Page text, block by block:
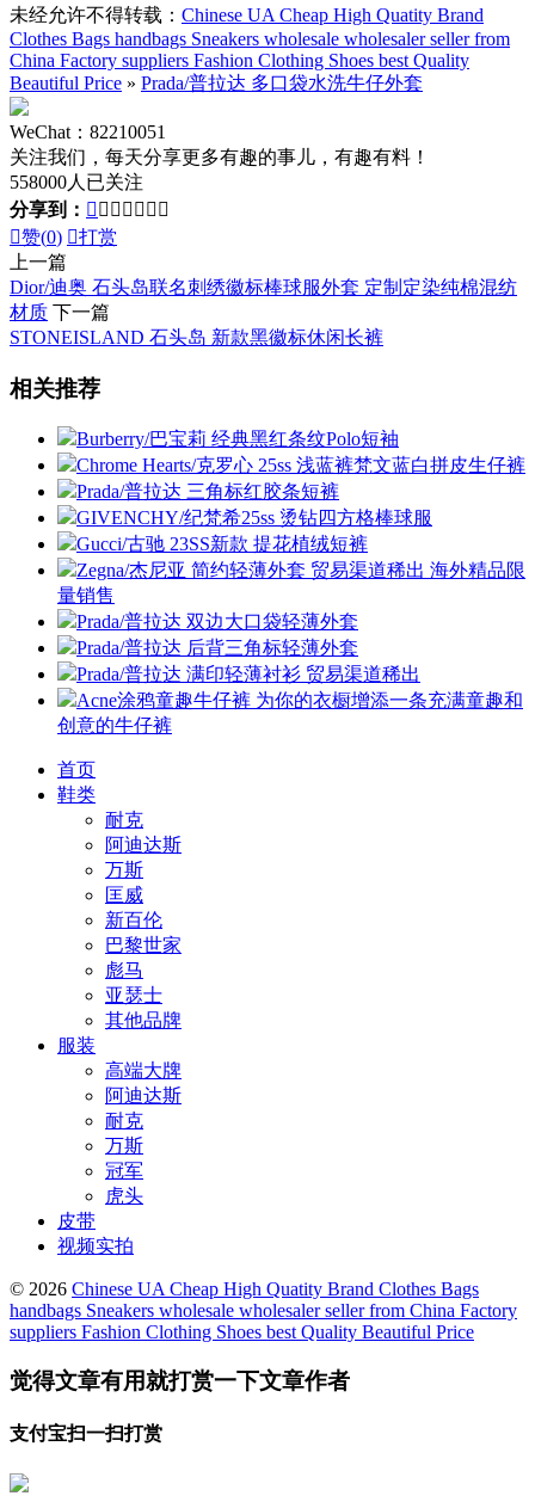
未经允许不得转载： Chinese UA Cheap High Quatity Brand
Clothes Bags handbags Sneakers wholesale wholesaler seller from
China Factory suppliers Fashion Clothing Shoes best Quality
Beautiful Price » Prada/普拉达 多口袋水洗牛仔外套
WeChat：82210051
关注我们，每天分享更多有趣的事儿，有趣有料！
558000人已关注
分享到：       
赞(0) 打赏
上一篇
Dior/迪奥 石头岛联名刺绣徽标棒球服外套 定制定染纯棉混纺
材质 下一篇
STONEISLAND 石头岛 新款黑徽标休闲长裤
相关推荐
Burberry/巴宝莉 经典黑红条纹Polo短袖
Chrome Hearts/克罗心 25ss 浅蓝裤梵文蓝白拼皮生仔裤
Prada/普拉达 三角标红胶条短裤
GIVENCHY/纪梵希25ss 烫钻四方格棒球服
Gucci/古驰 23SS新款 提花植绒短裤
Zegna/杰尼亚 简约轻薄外套 贸易渠道稀出 海外精品限
量销售
Prada/普拉达 双边大口袋轻薄外套
Prada/普拉达 后背三角标轻薄外套
Prada/普拉达 满印轻薄衬衫 贸易渠道稀出
Acne涂鸦童趣牛仔裤 为你的衣橱增添一条充满童趣和
创意的牛仔裤
首页
鞋类
耐克
阿迪达斯
万斯
匡威
新百伦
巴黎世家
彪马
亚瑟士
其他品牌
服装
高端大牌
阿迪达斯
耐克
万斯
冠军
虎头
皮带
视频实拍
© 2026 Chinese UA Cheap High Quatity Brand Clothes Bags
handbags Sneakers wholesale wholesaler seller from China Factory
suppliers Fashion Clothing Shoes best Quality Beautiful Price
觉得文章有用就打赏一下文章作者
支付宝扫一扫打赏